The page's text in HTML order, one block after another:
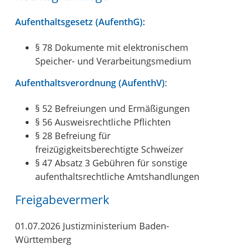
Aufenthaltsgesetz (AufenthG):
§ 78 Dokumente mit elektronischem
Speicher- und Verarbeitungsmedium
Aufenthaltsverordnung (AufenthV):
§ 52 Befreiungen und Ermäßigungen
§ 56 Ausweisrechtliche Pflichten
§ 28 Befreiung für
freizügigkeitsberechtigte Schweizer
§ 47 Absatz 3 Gebühren für sonstige
aufenthaltsrechtliche Amtshandlungen
Freigabevermerk
01.07.2026 Justizministerium Baden-
Württemberg